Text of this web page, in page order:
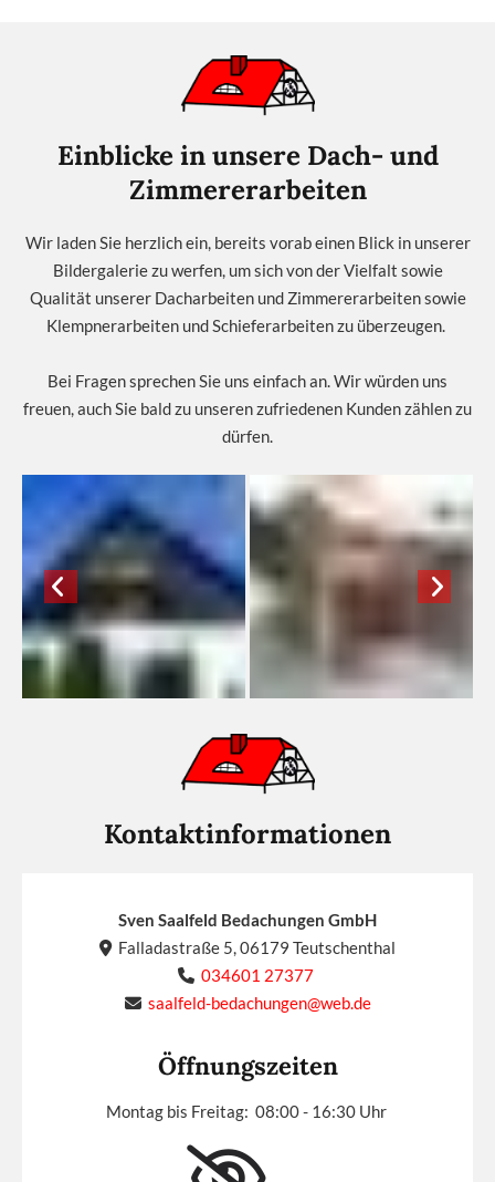
Einblicke in unsere Dach- und
Zimmererarbeiten
Wir laden Sie herzlich ein, bereits vorab einen Blick in unserer
Bildergalerie zu werfen, um sich von der Vielfalt sowie
Qualität unserer Dacharbeiten und Zimmererarbeiten sowie
Klempnerarbeiten und Schieferarbeiten zu überzeugen.
Bei Fragen sprechen Sie uns einfach an. Wir würden uns
freuen, auch Sie bald zu unseren zufriedenen Kunden zählen zu
dürfen.
Kontaktinformationen
Sven Saalfeld Bedachungen GmbH
Falladastraße 5, 06179 Teutschenthal
 034601 27377
 saalfeld-bedachungen@web.de
Öffnungszeiten
Montag bis Freitag: 08:00 - 16:30 Uhr